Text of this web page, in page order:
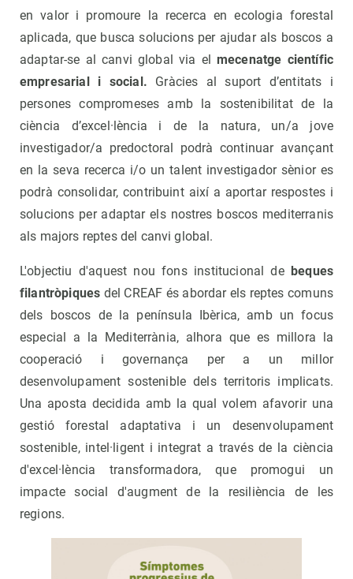
en valor i promoure la recerca en ecologia forestal
aplicada, que busca solucions per ajudar als boscos a
adaptar-se al canvi global via elmecenatge científic
empresarial i social. Gràcies al suport d’entitats i
persones compromeses amb la sostenibilitat de la
ciència d’excel·lència i de la natura, un/a jove
investigador/a predoctoral podrà continuar avançant
en la seva recerca i/o un talent investigador sènior es
podrà consolidar, contribuint així a aportar respostes i
solucions per adaptar els nostres boscos mediterranis
als majors reptes del canvi global.
L'objectiu d'aquest nou fons institucional debeques
filantròpiques del CREAF és abordar els reptes comuns
dels boscos de la península Ibèrica, amb un focus
especial a la Mediterrània, alhora que es millora la
cooperació i governança per a un millor
desenvolupament sostenible dels territoris implicats.
Una aposta decidida amb la qual volem afavorir una
gestió forestal adaptativa i un desenvolupament
sostenible, intel·ligent i integrat a través de la ciència
d'excel·lència transformadora, que promogui un
impacte social d'augment de la resiliència de les
regions.